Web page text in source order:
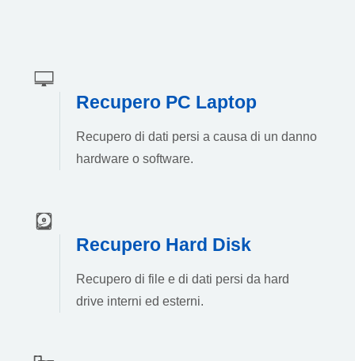
Recupero PC Laptop
Recupero di dati persi a causa di un danno
hardware o software.
Recupero Hard Disk
Recupero di file e di dati persi da hard
drive interni ed esterni.